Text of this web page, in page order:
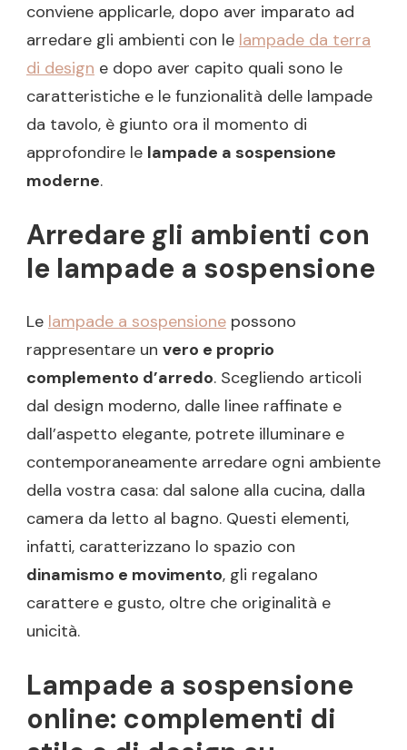
conviene applicarle, dopo aver imparato ad
arredare gli ambienti con le lampade da terra
di design e dopo aver capito quali sono le
caratteristiche e le funzionalità delle lampade
da tavolo, è giunto ora il momento di
approfondire le lampade a sospensione
moderne.
Arredare gli ambienti con
le lampade a sospensione
Le lampade a sospensione possono
rappresentare un vero e proprio
complemento d’arredo. Scegliendo articoli
dal design moderno, dalle linee raffinate e
dall’aspetto elegante, potrete illuminare e
contemporaneamente arredare ogni ambiente
della vostra casa: dal salone alla cucina, dalla
camera da letto al bagno. Questi elementi,
infatti, caratterizzano lo spazio con
dinamismo e movimento, gli regalano
carattere e gusto, oltre che originalità e
unicità.
Lampade a sospensione
online: complementi di